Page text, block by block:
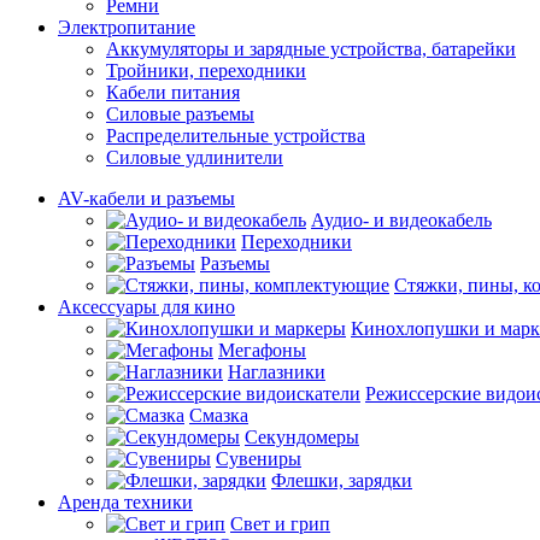
Ремни
Электропитание
Аккумуляторы и зарядные устройства, батарейки
Тройники, переходники
Кабели питания
Силовые разъемы
Распределительные устройства
Силовые удлинители
AV-кабели и разъемы
Аудио- и видеокабель
Переходники
Разъемы
Стяжки, пины,
Аксессуары для кино
Кинохлопушки и
Мегафоны
Наглазники
Режиссерские
Смазка
Секундомеры
Сувениры
Флешки, зарядки
Аренда техники
Свет и грип